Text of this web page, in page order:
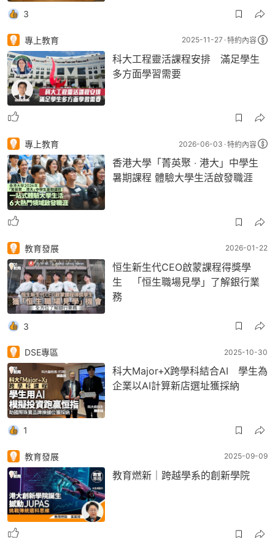
3
專上教育 2025-11-27 特約內容
科大工程靈活課程安排 滿足學生
多方面學習需要
專上教育 2026-06-03 特約內容
香港大學「菁英聚 ‧ 港大」中學生
暑期課程 體驗大學生活啟發職涯
教育發展 2026-01-22
恒生新生代CEO啟蒙課程得獎學
生 「恒生職場見學」了解銀行業
務
3
DSE專區 2025-10-30
科大Major+X跨學科結合AI 學生為
企業以AI計算新店選址獲採納
1
教育發展 2025-09-09
教育燃新｜跨越學系的創新學院